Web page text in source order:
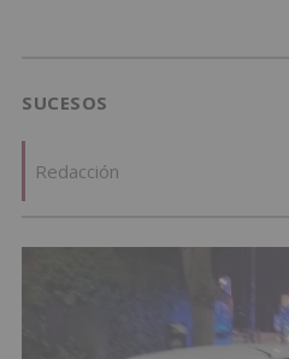
SUCESOS
Redacción